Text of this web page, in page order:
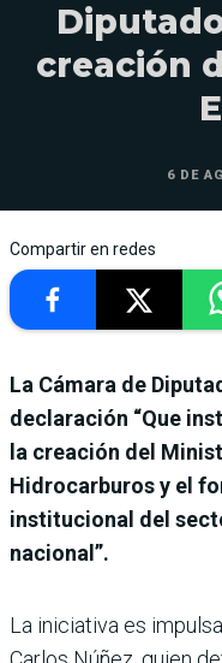
creación
6 DE
Compartir en redes
La Cámara de
declaración “Que
la creación del
Hidrocarburos y el
institucional del
nacional”.
La iniciativa es